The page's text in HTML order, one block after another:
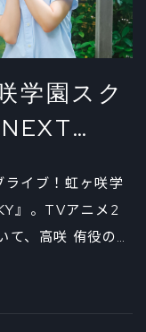
学園スク
ジガク」
イブ！虹ヶ咲学
』。TVアニメ2
、高咲 侑役の矢